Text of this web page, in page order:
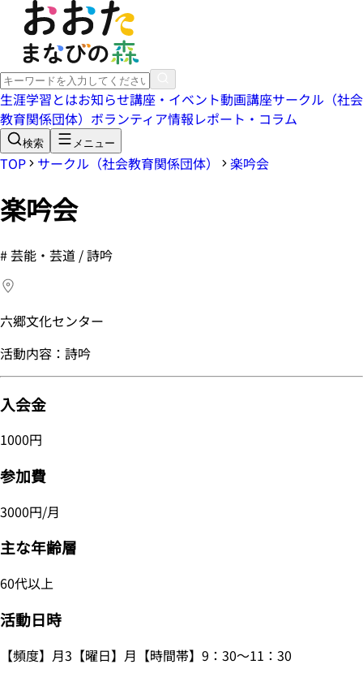
生涯学習とはお知らせ講座・イベント動画講座サークル（社会
教育関係団体） ボランティア情報レポート・コラム
検索 メニュー
TOP サークル（社会教育関係団体） 楽吟会
楽吟会
#芸能・芸道 / 詩吟
六郷文化センター
活動内容：詩吟
入会金
1000円
参加費
3000円/月
主な年齢層
60代以上
活動日時
【頻度】月3【曜日】月【時間帯】9：30～11：30